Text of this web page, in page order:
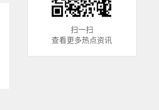
扫一扫
查看更多热点资讯